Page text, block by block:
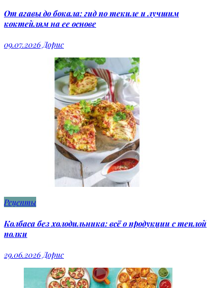
От агавы до бокала: гид по текиле и лучшим
коктейлям на ее основе
09.07.2026Дорис
Рецепты
Колбаса без холодильника: всё о продукции с теплой
полки
29.06.2026 Дорис